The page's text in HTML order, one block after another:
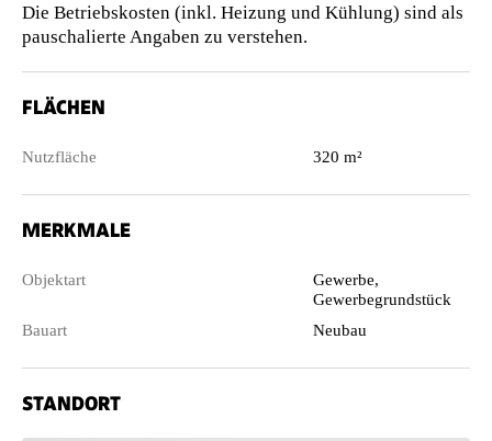
Die Betriebskosten (inkl. Heizung und Kühlung) sind als
pauschalierte Angaben zu verstehen.
FLÄCHEN
Nutzfläche 320 m²
MERKMALE
Objektart
Gewerbe,
Gewerbegrundstück
Bauart
Neubau
STANDORT